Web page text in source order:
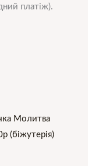
платіж).